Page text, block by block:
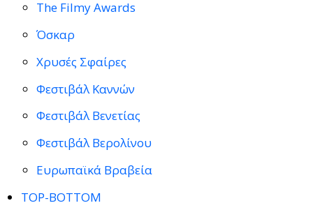
The Filmy Awards
Όσκαρ
Χρυσές Σφαίρες
Φεστιβάλ Καννών
Φεστιβάλ Βενετίας
Φεστιβάλ Βερολίνου
Ευρωπαϊκά Βραβεία
TOP-BOTTOM